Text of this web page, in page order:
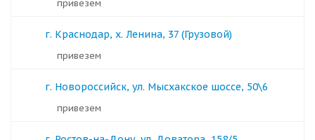
Привезем
г. Краснодар, х. Ленина, 37 (Грузовой)
Привезем
г. Новороссийск, ул. Мысхакское шоссе, 50\6
Привезем